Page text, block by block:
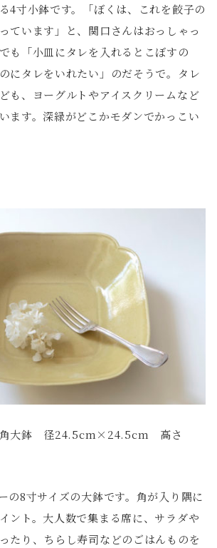
4寸小鉢です。「ぼくは、これを餃子の
ています」と、関口さんはおっしゃっ
も「小皿にタレを入れるとこぼすの
にタレをいれたい」のだそうで。タレ
も、ヨーグルトやアイスクリームなど
ます。深緑がどこかモダンでかっこい
大鉢 径24.5cm×24.5cm 高さ
の8寸サイズの大鉢です。角が入り隅に
ント。大人数で集まる席に、サラダや
たり、ちらし寿司などのごはんものを